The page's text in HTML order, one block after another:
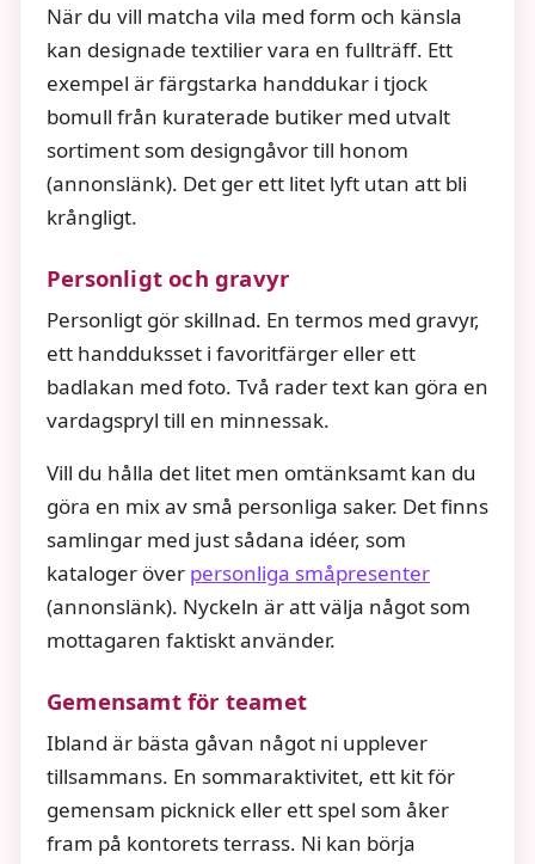
När du vill matcha vila med form och känsla
kan designade textilier vara en fullträff. Ett
exempel är färgstarka handdukar i tjock
bomull från kuraterade butiker med utvalt
sortiment som designgåvor till honom
(annonslänk). Det ger ett litet lyft utan att bli
krångligt.
Personligt och gravyr
Personligt gör skillnad. En termos med gravyr,
ett handduksset i favoritfärger eller ett
badlakan med foto. Två rader text kan göra en
vardagspryl till en minnessak.
Vill du hålla det litet men omtänksamt kan du
göra en mix av små personliga saker. Det finns
samlingar med just sådana idéer, som
kataloger över personliga småpresenter
(annonslänk). Nyckeln är att välja något som
mottagaren faktiskt använder.
Gemensamt för teamet
Ibland är bästa gåvan något ni upplever
tillsammans. En sommaraktivitet, ett kit för
gemensam picknick eller ett spel som åker
fram på kontorets terrass. Ni kan börja